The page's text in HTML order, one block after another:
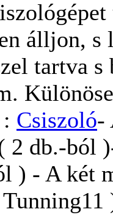
álljon, s
tartva
Csiszoló-
2 db.-ból
) - A két